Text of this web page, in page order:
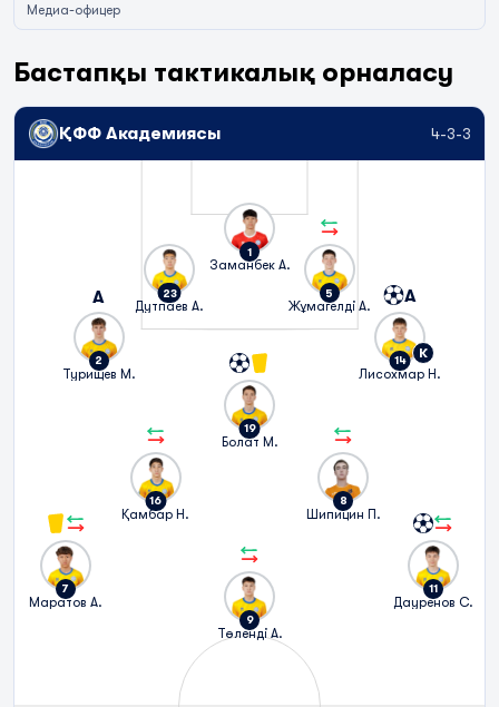
Медиа-офицер
Бастапқы тактикалық орналасу
ҚФФ Академиясы 4-3-3
1
Заманбек А.
2
Турищев М.
A 23
Дутпаев А.
5
Жұмагелді А.
14
К
Лисохмар Н.
A
19
Болат М.
16
Қамбар Н.
8
Шипицин П.
7
Маратов А.
9
Төленді А.
11
Дауренов С.